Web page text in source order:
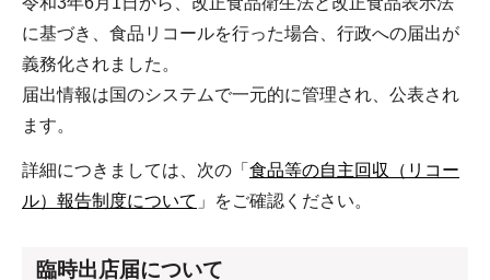
に基づき、食品リコールを行った場合、行政への届出が
義務化されました。
届出情報は国のシステムで一元的に管理され、公表され
ます。
詳細につきましては、次の「 食品等の自主回収（リコー
ル）報告制度について 」をご確認ください。
臨時出店届について